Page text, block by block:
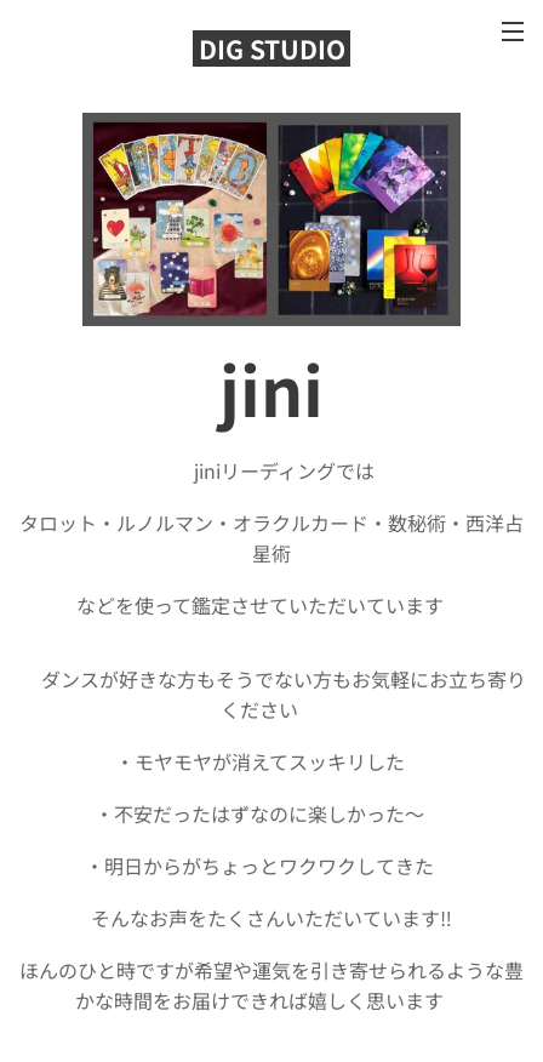
DIG STUDIO
jini
🧚jiniリーディングでは
タロット・ルノルマン・オラクルカード・数秘術・西洋占
星術
などを使って鑑定させていただいています✡️
🌟ダンスが好きな方もそうでない方もお気軽にお立ち寄り
ください😊
・モヤモヤが消えてスッキリした✨
・不安だったはずなのに楽しかった〜✨
・明日からがちょっとワクワクしてきた✨
そんなお声をたくさんいただいています‼️
ほんのひと時ですが希望や運気を引き寄せられるような豊
かな時間をお届けできれば嬉しく思います🍀